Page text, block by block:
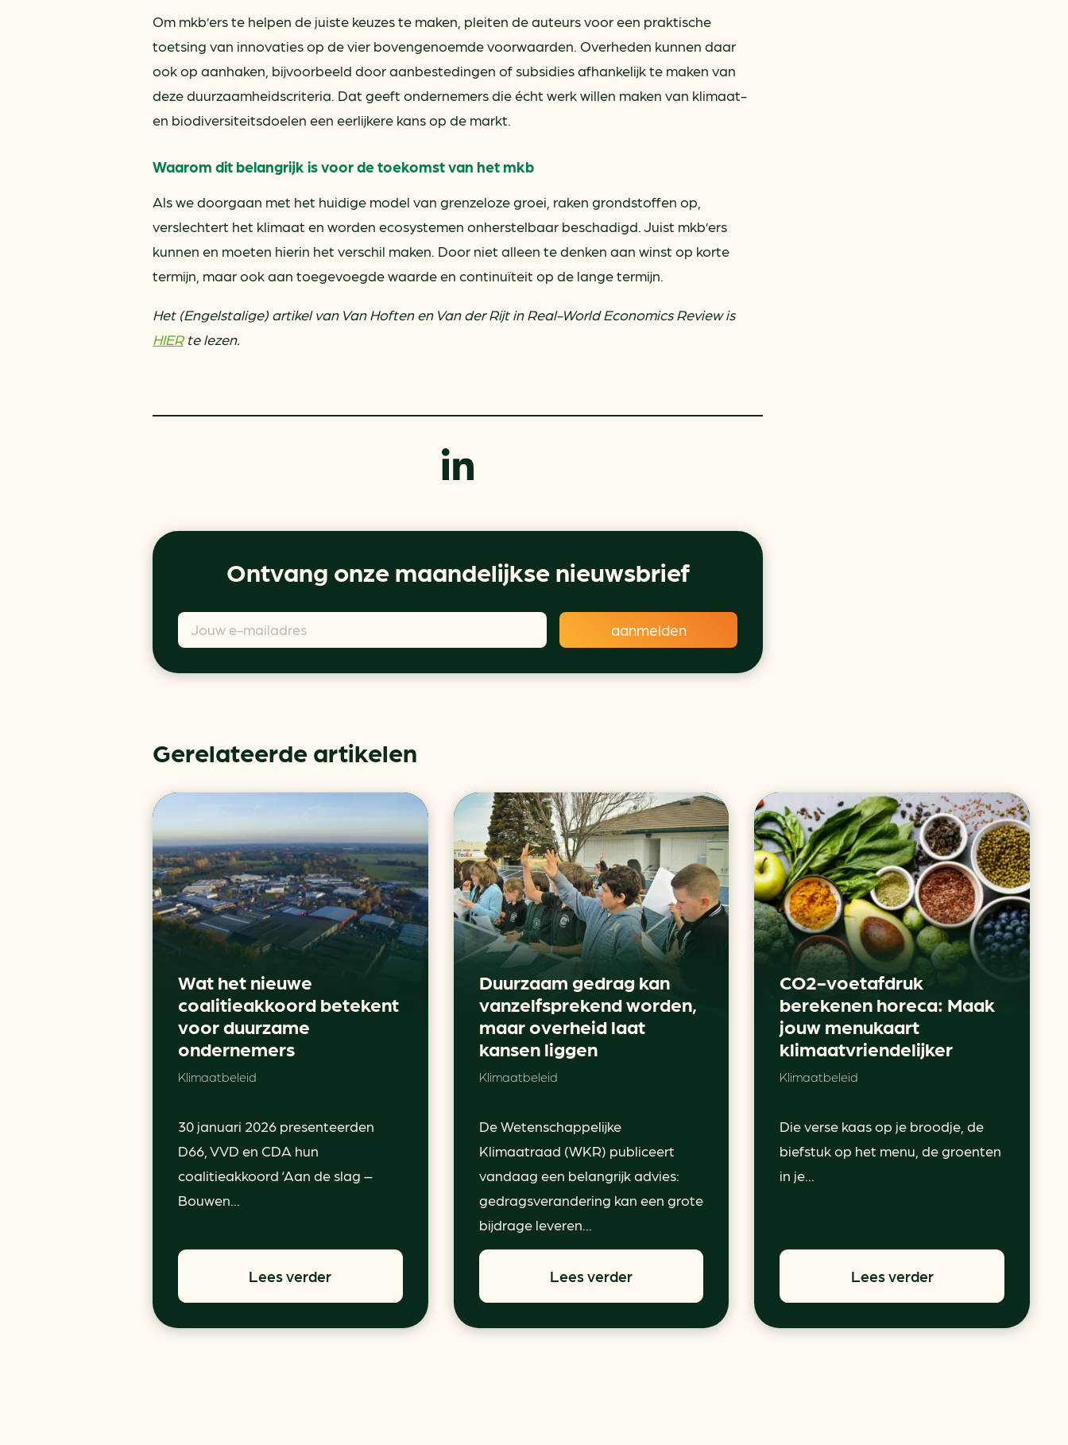
Om mkb’ers te helpen de juiste keuzes te maken, pleiten de auteurs voor een praktische
toetsing van innovaties op de vier bovengenoemde voorwaarden. Overheden kunnen daar
ook op aanhaken, bijvoorbeeld door aanbestedingen of subsidies afhankelijk te maken van
deze duurzaamheidscriteria. Dat geeft ondernemers die écht werk willen maken van klimaat-
en biodiversiteitsdoelen een eerlijkere kans op de markt.
Waarom dit belangrijk is voor de toekomst van het mkb
Als we doorgaan met het huidige model van grenzeloze groei, raken grondstoffen op,
verslechtert het klimaat en worden ecosystemen onherstelbaar beschadigd. Juist mkb’ers
kunnen en moeten hierin het verschil maken. Door niet alleen te denken aan winst op korte
termijn, maar ook aan toegevoegde waarde en continuïteit op de lange termijn.
Het (Engelstalige) artikel van Van Hoften en Van der Rijt in Real-World Economics Review is
HIERte lezen.
Ontvang onze maandelijkse nieuwsbrief
Gerelateerde artikelen
Wat het nieuwe
coalitieakkoord betekent
voor duurzame
ondernemers
Klimaatbeleid
30 januari 2026 presenteerden
D66, VVD en CDA hun
coalitieakkoord ‘Aan de slag –
Bouwen...
Lees verder
Duurzaam gedrag kan
vanzelfsprekend worden,
maar overheid laat
kansen liggen
Klimaatbeleid
De Wetenschappelijke
Klimaatraad (WKR) publiceert
vandaag een belangrijk advies:
gedragsverandering kan een grote
bijdrage leveren...
Lees verder
CO2-voetafdruk
berekenen horeca: Maak
jouw menukaart
klimaatvriendelijker
Klimaatbeleid
Die verse kaas op je broodje, de
biefstuk op het menu, de groenten
in je...
Lees verder